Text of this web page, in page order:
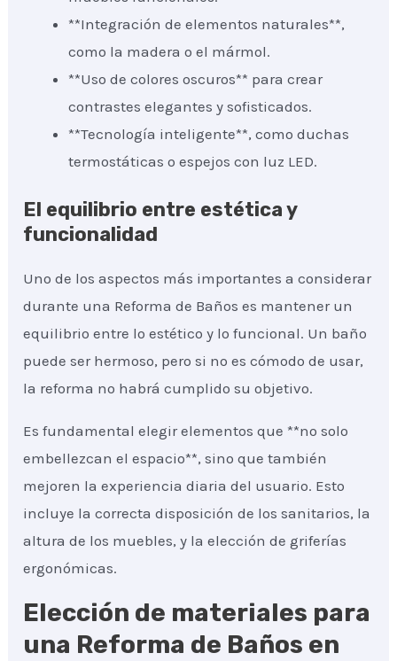
**Integración de elementos naturales**,
como la madera o el mármol.
**Uso de colores oscuros** para crear
contrastes elegantes y sofisticados.
**Tecnología inteligente**, como duchas
termostáticas o espejos con luz LED.
El equilibrio entre estética y
funcionalidad
Uno de los aspectos más importantes a considerar
durante una Reforma de Baños es mantener un
equilibrio entre lo estético y lo funcional. Un baño
puede ser hermoso, pero si no es cómodo de usar,
la reforma no habrá cumplido su objetivo.
Es fundamental elegir elementos que **no solo
embellezcan el espacio**, sino que también
mejoren la experiencia diaria del usuario. Esto
incluye la correcta disposición de los sanitarios, la
altura de los muebles, y la elección de griferías
ergonómicas.
Elección de materiales para
una Reforma de Baños en